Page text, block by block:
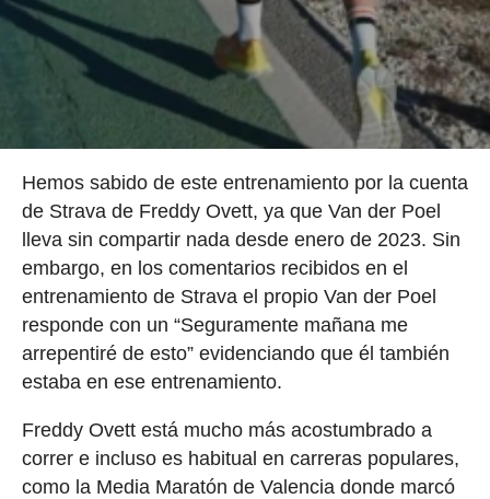
Hemos sabido de este entrenamiento por la cuenta
de Strava de Freddy Ovett, ya que Van der Poel
lleva sin compartir nada desde enero de 2023. Sin
embargo, en los comentarios recibidos en el
entrenamiento de Strava el propio Van der Poel
responde con un “Seguramente mañana me
arrepentiré de esto” evidenciando que él también
estaba en ese entrenamiento.
Freddy Ovett está mucho más acostumbrado a
correr e incluso es habitual en carreras populares,
como la Media Maratón de Valencia donde marcó